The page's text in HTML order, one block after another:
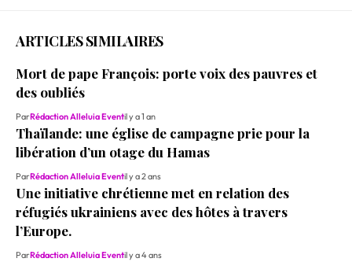
ARTICLES SIMILAIRES
Mort de pape François: porte voix des pauvres et
des oubliés
ParRédaction Alleluia Eventil y a 1 an
Thaïlande: une église de campagne prie pour la
libération d’un otage du Hamas
ParRédaction Alleluia Eventil y a 2 ans
Une initiative chrétienne met en relation des
réfugiés ukrainiens avec des hôtes à travers
l’Europe.
ParRédaction Alleluia Eventil y a 4 ans